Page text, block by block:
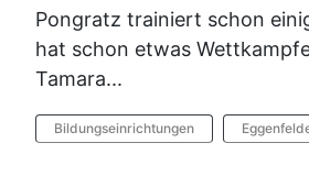
Pongratz trainiert schon
hat schon etwas
Tamara...
Bildungseinrichtungen